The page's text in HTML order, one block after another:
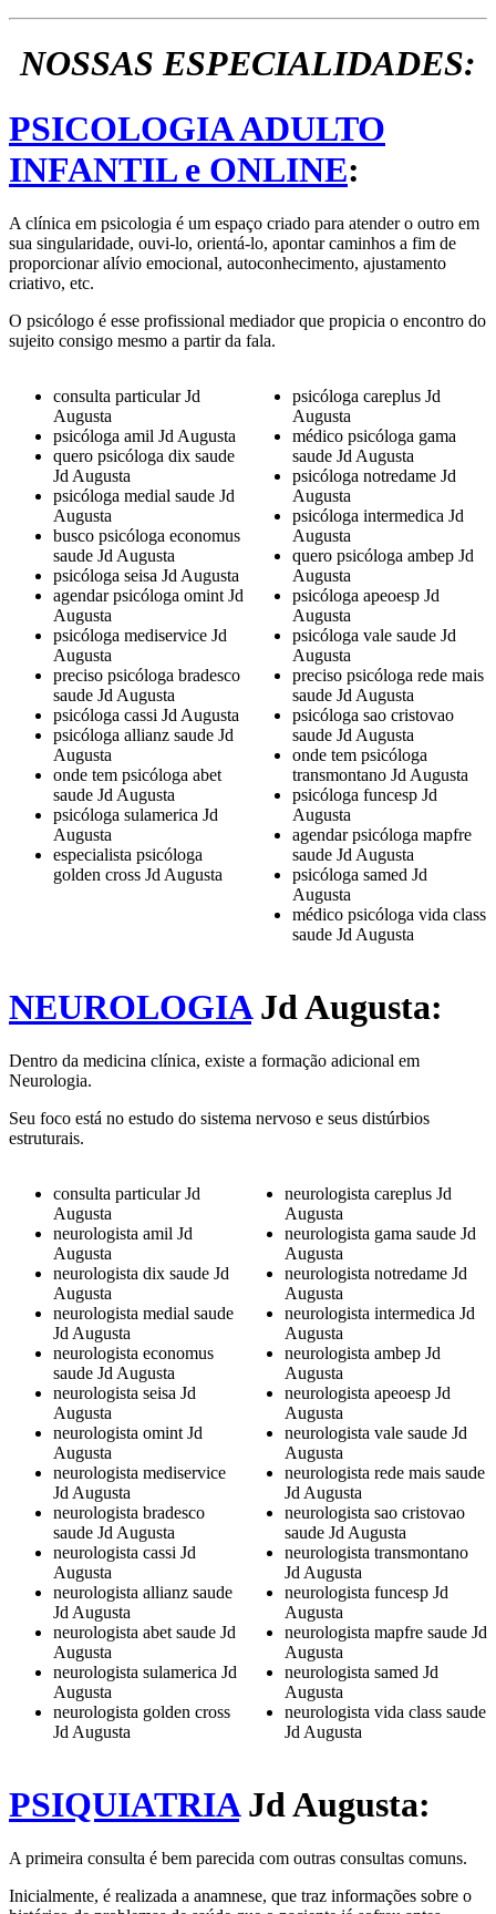
NOSSAS ESPECIALIDADES:
PSICOLOGIA ADULTO
INFANTIL e ONLINE:
A clínica em psicologia é um espaço criado para atender o outro em
sua singularidade, ouvi-lo, orientá-lo, apontar caminhos a fim de
proporcionar alívio emocional, autoconhecimento, ajustamento
criativo, etc.
O psicólogo é esse profissional mediador que propicia o encontro do
sujeito consigo mesmo a partir da fala.
consulta particular Jd
Augusta
psicóloga amil Jd Augusta
quero psicóloga dix saude
Jd Augusta
psicóloga medial saude Jd
Augusta
busco psicóloga economus
saude Jd Augusta
psicóloga seisa Jd Augusta
agendar psicóloga omint Jd
Augusta
psicóloga mediservice Jd
Augusta
preciso psicóloga bradesco
saude Jd Augusta
psicóloga cassi Jd Augusta
psicóloga allianz saude Jd
Augusta
onde tem psicóloga abet
saude Jd Augusta
psicóloga sulamerica Jd
Augusta
especialista psicóloga
golden cross Jd Augusta
psicóloga careplus Jd
Augusta
médico psicóloga gama
saude Jd Augusta
psicóloga notredame Jd
Augusta
psicóloga intermedica Jd
Augusta
quero psicóloga ambep Jd
Augusta
psicóloga apeoesp Jd
Augusta
psicóloga vale saude Jd
Augusta
preciso psicóloga rede mais
saude Jd Augusta
psicóloga sao cristovao
saude Jd Augusta
onde tem psicóloga
transmontano Jd Augusta
psicóloga funcesp Jd
Augusta
agendar psicóloga mapfre
saude Jd Augusta
psicóloga samed Jd
Augusta
médico psicóloga vida class
saude Jd Augusta
NEUROLOGIAJd Augusta:
Dentro da medicina clínica, existe a formação adicional em
Neurologia.
Seu foco está no estudo do sistema nervoso e seus distúrbios
estruturais.
consulta particular Jd
Augusta
neurologista amil Jd
Augusta
neurologista dix saude Jd
Augusta
neurologista medial saude
Jd Augusta
neurologista economus
saude Jd Augusta
neurologista seisa Jd
Augusta
neurologista omint Jd
Augusta
neurologista mediservice
Jd Augusta
neurologista bradesco
saude Jd Augusta
neurologista cassi Jd
Augusta
neurologista allianz saude
Jd Augusta
neurologista abet saude Jd
Augusta
neurologista sulamerica Jd
Augusta
neurologista golden cross
Jd Augusta
neurologista careplus Jd
Augusta
neurologista gama saude Jd
Augusta
neurologista notredame Jd
Augusta
neurologista intermedica Jd
Augusta
neurologista ambep Jd
Augusta
neurologista apeoesp Jd
Augusta
neurologista vale saude Jd
Augusta
neurologista rede mais saude
Jd Augusta
neurologista sao cristovao
saude Jd Augusta
neurologista transmontano
Jd Augusta
neurologista funcesp Jd
Augusta
neurologista mapfre saude Jd
Augusta
neurologista samed Jd
Augusta
neurologista vida class saude
Jd Augusta
PSIQUIATRIAJd Augusta:
A primeira consulta é bem parecida com outras consultas comuns.
Inicialmente, é realizada a anamnese, que traz informações sobre o